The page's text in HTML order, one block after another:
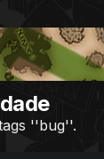
''bug''.